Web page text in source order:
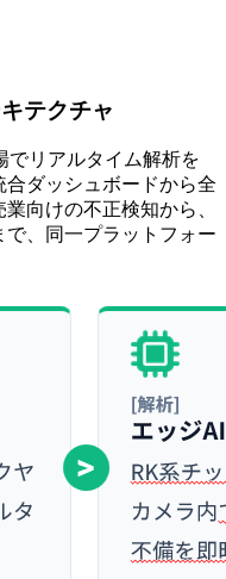
テクチャ
リアルタイム解析を
ダッシュボードから全
向けの不正検知から、
、同一プラットフォー